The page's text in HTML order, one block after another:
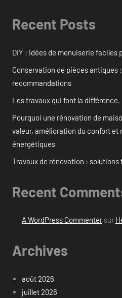
Recent Posts
DIY : Idées de menuiserie faciles
Conservation de pièces antiques
recommandations
Les travaux qui font la différence.
Pourquoi une rénovation de
valeur, amélioration du confort et
énergétiques
Travaux de rénovation :
Recent
A WordPress Commentersur
Archives
août 2026
juillet 2026